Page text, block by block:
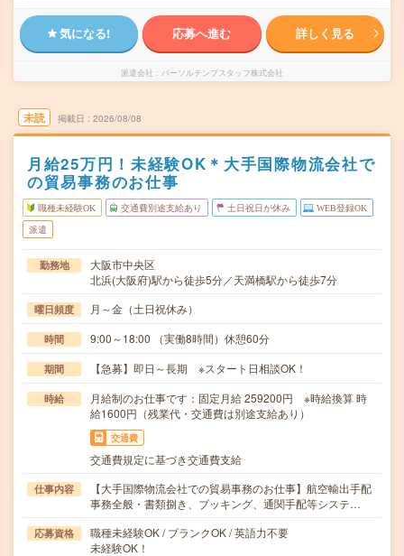
気になる! 応募へ進む 詳しく見る
派遣会社 パーソルテンプスタッフ株式会社
未読 掲載日 2026/08/08
月給25万円！未経験OK＊大手国際物流会社で
の貿易事務のお仕事
職種未経験OK 交通費別途支給あり 土日祝日が休み WEB登録OK
派遣
勤務地
大阪市中央区
北浜(大阪府)駅から徒歩5分／天満橋駅から徒歩7分
曜日頻度 月～金（土日祝休み）
時間 9:00～18:00 （実働8時間）休憩60分
期間 【急募】即日～長期 ※スタート日相談OK！
時給
月給制のお仕事です：固定月給 259200円 ※時給換算 時
給1600円（残業代・交通費は別途支給あり）
交通費
交通費規定に基づき交通費支給
仕事内容
【大手国際物流会社での貿易事務のお仕事】航空輸出手配
事務全般・書類捌き、ブッキング、通関手配等システ…
応募資格
職種未経験OK / ブランクOK / 英語力不要
未経験OK！